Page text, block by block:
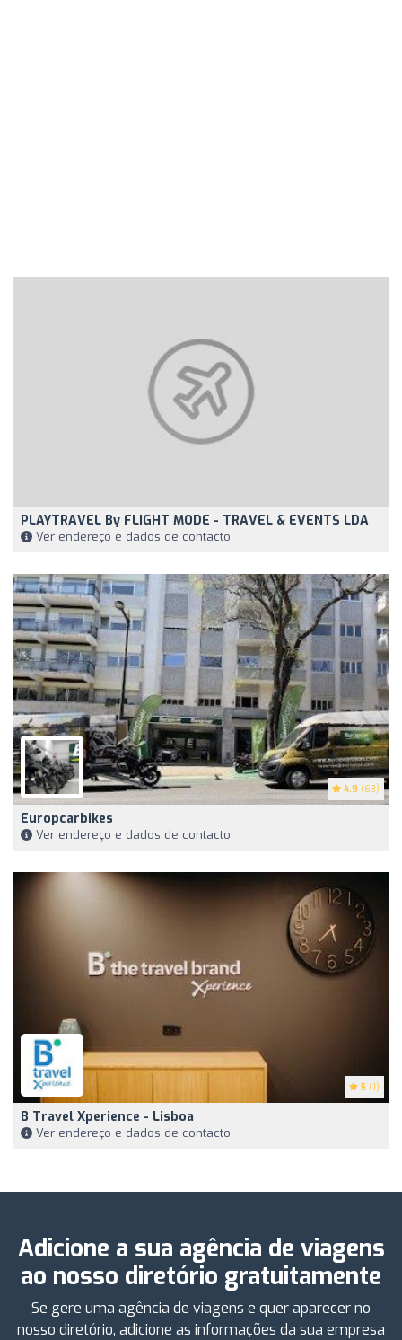
PLAYTRAVEL By FLIGHT MODE - TRAVEL & EVENTS LDA
Ver endereço e dados de contacto
4.9 (63)
Europcarbikes
Ver endereço e dados de contacto
5 (1)
B Travel Xperience - Lisboa
Ver endereço e dados de contacto
Adicione a sua agência de viagens
ao nosso diretório gratuitamente
Se gere uma agência de viagens e quer aparecer no
nosso diretório, adicione as informações da sua empresa